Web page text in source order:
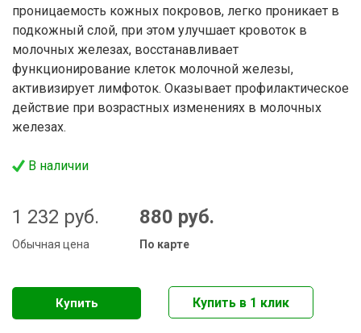
проницаемость кожных покровов, легко проникает в
подкожный слой, при этом улучшает кровоток в
молочных железах, восстанавливает
функционирование клеток молочной железы,
активизирует лимфоток. Оказывает профилактическое
действие при возрастных изменениях в молочных
железах.
В наличии
1 232 руб.
Обычная цена
880 руб.
По карте